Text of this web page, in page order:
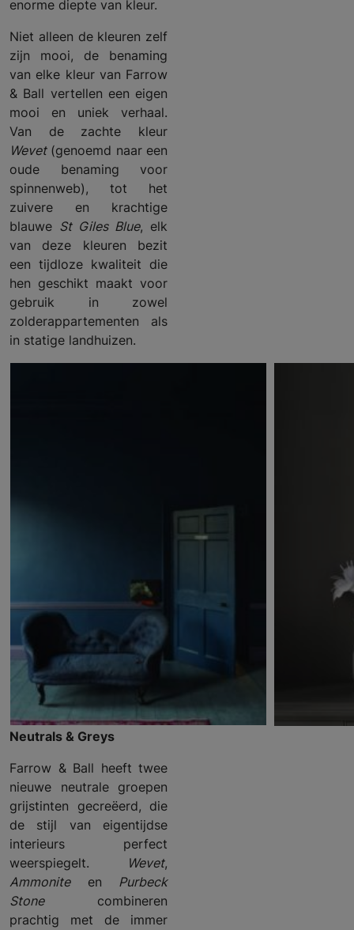
enorme diepte van kleur.
Niet alleen de kleuren zelf
zijn mooi, de benaming
van elke kleur van Farrow
& Ball vertellen een eigen
mooi en uniek verhaal.
Van de zachte kleur
Wevet(genoemd naar een
oude benaming voor
spinnenweb), tot het
zuivere en krachtige
blauwe St Giles Blue, elk
van deze kleuren bezit
een tijdloze kwaliteit die
hen geschikt maakt voor
gebruik in zowel
zolderappartementen als
in statige landhuizen.
Neutrals & Greys
Farrow & Ball heeft twee
nieuwe neutrale groepen
grijstinten gecreëerd, die
de stijl van eigentijdse
interieurs perfect
weerspiegelt.
Wevet,
Ammoniteen Purbeck
Stonecombineren
prachtig met de immer